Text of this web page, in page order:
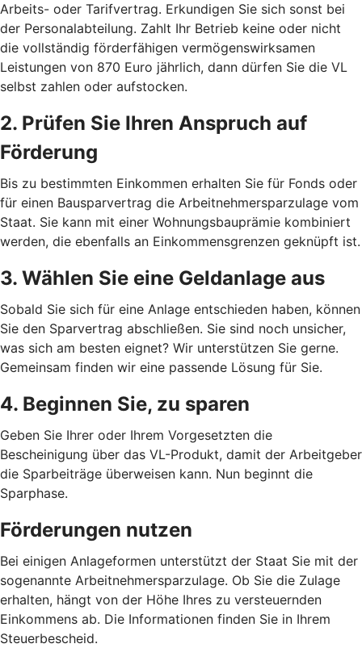
Arbeits- oder Tarifvertrag. Erkundigen Sie sich sonst bei
der Personalabteilung. Zahlt Ihr Betrieb keine oder nicht
die vollständig förderfähigen vermögenswirksamen
Leistungen von 870 Euro jährlich, dann dürfen Sie die VL
selbst zahlen oder aufstocken.
2. Prüfen Sie Ihren Anspruch auf
Förderung
Bis zu bestimmten Einkommen erhalten Sie für Fonds oder
für einen Bausparvertrag die Arbeitnehmersparzulage vom
Staat. Sie kann mit einer Wohnungsbauprämie kombiniert
werden, die ebenfalls an Einkommensgrenzen geknüpft ist.
3. Wählen Sie eine Geldanlage aus
Sobald Sie sich für eine Anlage entschieden haben, können
Sie den Sparvertrag abschließen. Sie sind noch unsicher,
was sich am besten eignet? Wir unterstützen Sie gerne.
Gemeinsam finden wir eine passende Lösung für Sie.
4. Beginnen Sie, zu sparen
Geben Sie Ihrer oder Ihrem Vorgesetzten die
Bescheinigung über das VL-Produkt, damit der Arbeitgeber
die Sparbeiträge überweisen kann. Nun beginnt die
Sparphase.
Förderungen nutzen
Bei einigen Anlageformen unterstützt der Staat Sie mit der
sogenannte Arbeitnehmersparzulage. Ob Sie die Zulage
erhalten, hängt von der Höhe Ihres zu versteuernden
Einkommens ab. Die Informationen finden Sie in Ihrem
Steuerbescheid.